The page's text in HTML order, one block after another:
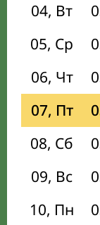
04, Вт
05, Ср
06, Чт
07, Пт
08, Сб
09, Вс
10, Пн